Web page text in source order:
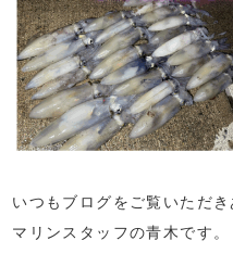
いつもブログをご覧いただ
マリンスタッフの青木です。